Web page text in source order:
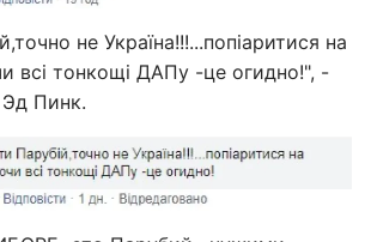
не Україна!!!...попіаритися на
всі тонкощі ДАПу -це огидно!", -
Пинк.